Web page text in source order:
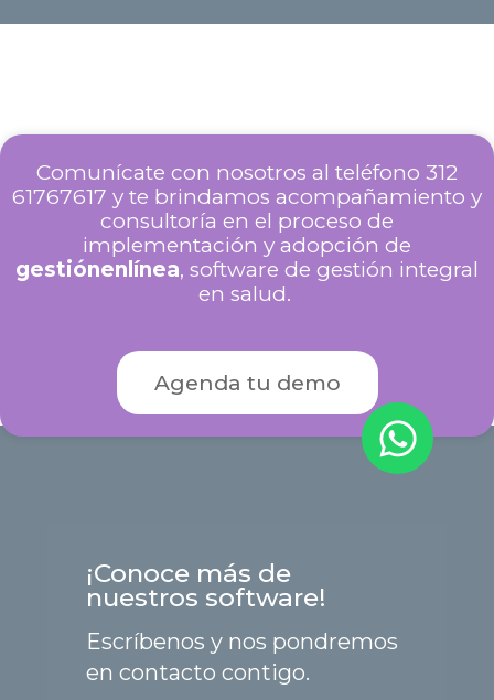
Comunícate con nosotros al teléfono 312
61767617 y te brindamos acompañamiento y
consultoría en el proceso de
implementación y adopción de
gestiónenlínea, software de gestión integral
en salud.
Agenda tu demo
¡Conoce más de
nuestros software!
Escríbenos y nos pondremos
en contacto contigo.